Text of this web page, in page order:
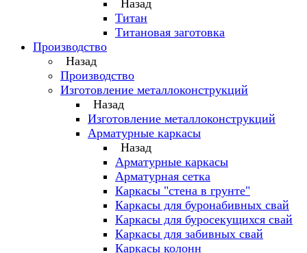
Назад
Титан
Титановая заготовка
Производство
Назад
Производство
Изготовление металлоконструкций
Назад
Изготовление металлоконструкций
Арматурные каркасы
Назад
Арматурные каркасы
Арматурная сетка
Каркасы "стена в грунте"
Каркасы для буронабивных свай
Каркасы для буросекущихся свай
Каркасы для забивных свай
Каркасы колонн